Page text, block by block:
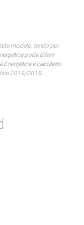
modelo, tendo por
pode diferir
Energética é calculado
2019/2018.